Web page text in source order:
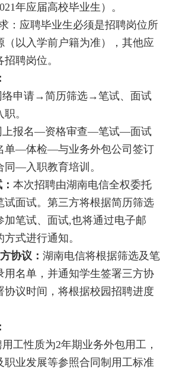
年应届高校毕业生）。
：应聘毕业生必须是招聘岗位所
（以入学前户籍为准），其他应
聘岗位。
络申请→简历筛选→笔试、面试
。
上报名—资格审查—笔试—面试
单—体检—与业务外包公司签订
同—入职教育培训。
本次招聘由湖南电信全权委托
试面试。第三方将根据简历筛选
加笔试、面试,也将通过电子邮
式进行通知。
协议： 湖南电信将根据筛选及笔
用名单，并通知学生签署三方协
协议时间，将根据校园招聘进度
工性质为2年期业务外包用工，
职业发展等参照合同制用工标准